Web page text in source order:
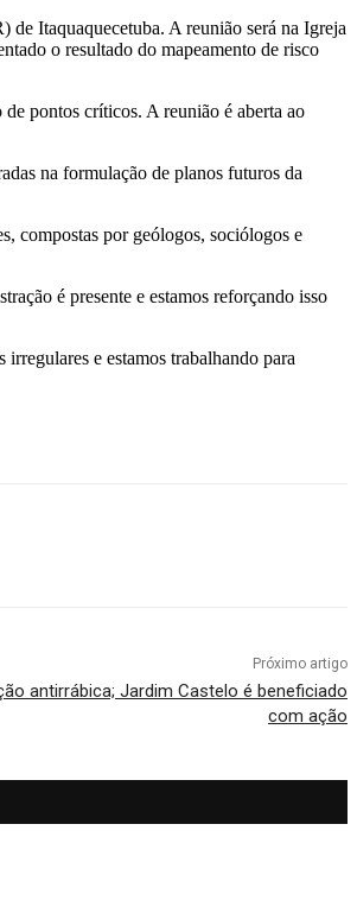
Itaquaquecetuba. A reunião será na Igreja
o resultado do mapeamento de risco
pontos críticos. A reunião é aberta ao
na formulação de planos futuros da
compostas por geólogos, sociólogos e
é presente e estamos reforçando isso
e estamos trabalhando para
Próximo artigo
antirrábica; Jardim Castelo é beneficiado
com ação